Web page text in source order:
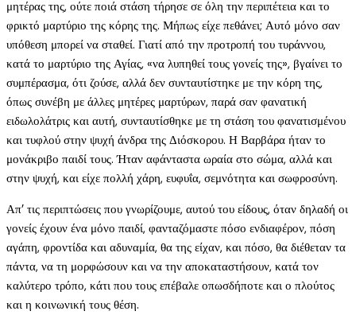
μητέρας της, ούτε ποιά στάση τήρησε σε όλη την περιπέτεια και το
φρικτό μαρτύριο της κόρης της. Μήπως είχε πεθάνει; Αυτό μόνο σαν
υπόθεση μπορεί να σταθεί. Γιατί από την προτροπή του τυράννου,
κατά το μαρτύριο της Αγίας, «να λυπηθεί τους γονείς της», βγαίνει το
συμπέρασμα, ότι ζούσε, αλλά δεν συνταυτίστηκε με την κόρη της,
όπως συνέβη με άλλες μητέρες μαρτύρων, παρά σαν φανατική
ειδωλολάτρις και αυτή, συνταυτίσθηκε με τη στάση του φανατισμένου
και τυφλού στην ψυχή άνδρα της Διόσκορου. Η Βαρβάρα ήταν το
μονάκριβο παιδί τους. Ήταν αφάνταστα ωραία στο σώμα, αλλά και
στην ψυχή, και είχε πολλή χάρη, ευφυΐα, σεμνότητα και σωφροσύνη.
Απ’ τις περιπτώσεις που γνωρίζουμε, αυτού του είδους, όταν δηλαδή οι
γονείς έχουν ένα μόνο παιδί, φανταζόμαστε πόσο ενδιαφέρον, πόση
αγάπη, φροντίδα και αδυναμία, θα της είχαν, και πόσο, θα διέθεταν τα
πάντα, να τη μορφώσουν και να την αποκαταστήσουν, κατά τον
καλύτερο τρόπο, κάτι που τους επέβαλε οπωσδήποτε και ο πλούτος
και η κοινωνική τους θέση.